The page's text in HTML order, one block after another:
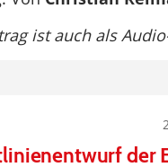
ist auch als
der